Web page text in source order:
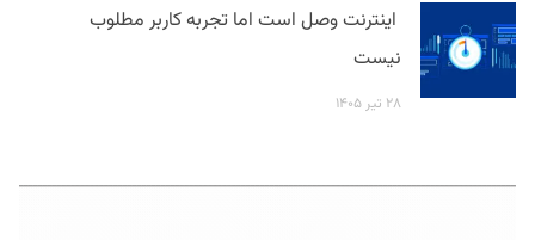
اینترنت وصل است اما تجربه کاربر مطلوب
نیست
۲۸ تیر ۱۴۰۵